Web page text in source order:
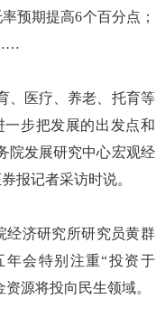
预期提高6个百分点；
……
医疗、养老、托育等
一步把发展的出发点和
院发展研究中心宏观经
报记者采访时说。
济研究所研究员黄群
会特别注重“投资于
源将投向民生领域。